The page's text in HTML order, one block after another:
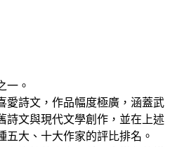
一。
愛詩文，作品幅度極廣，涵蓋武
詩文與現代文學創作，並在上述
大、十大作家的評比排名。